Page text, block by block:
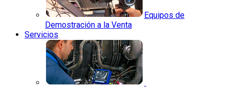
Equipos de
Demostración a la Venta
Servicios